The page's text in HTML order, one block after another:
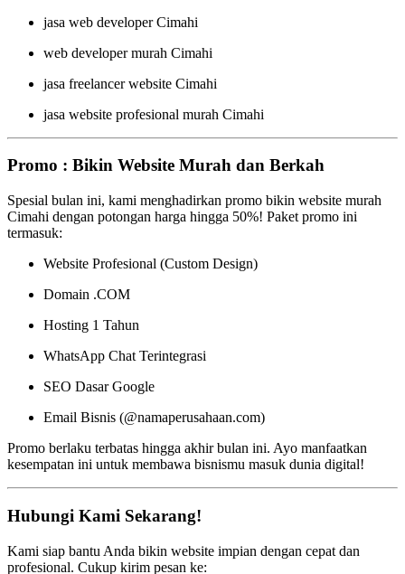
jasa web developer Cimahi
web developer murah Cimahi
jasa freelancer website Cimahi
jasa website profesional murah Cimahi
Promo : Bikin Website Murah dan Berkah
Spesial bulan ini, kami menghadirkan promo bikin website murah
Cimahi dengan potongan harga hingga 50%! Paket promo ini
termasuk:
Website Profesional (Custom Design)
Domain .COM
Hosting 1 Tahun
WhatsApp Chat Terintegrasi
SEO Dasar Google
Email Bisnis (@namaperusahaan.com)
Promo berlaku terbatas hingga akhir bulan ini. Ayo manfaatkan
kesempatan ini untuk membawa bisnismu masuk dunia digital!
Hubungi Kami Sekarang!
Kami siap bantu Anda bikin website impian dengan cepat dan
profesional. Cukup kirim pesan ke: